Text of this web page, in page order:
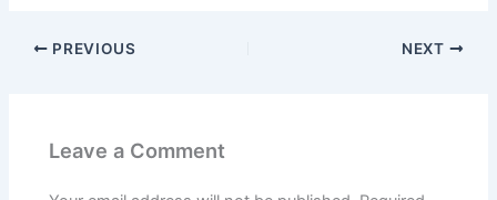
PREVIOUS NEXT
Leave a Comment